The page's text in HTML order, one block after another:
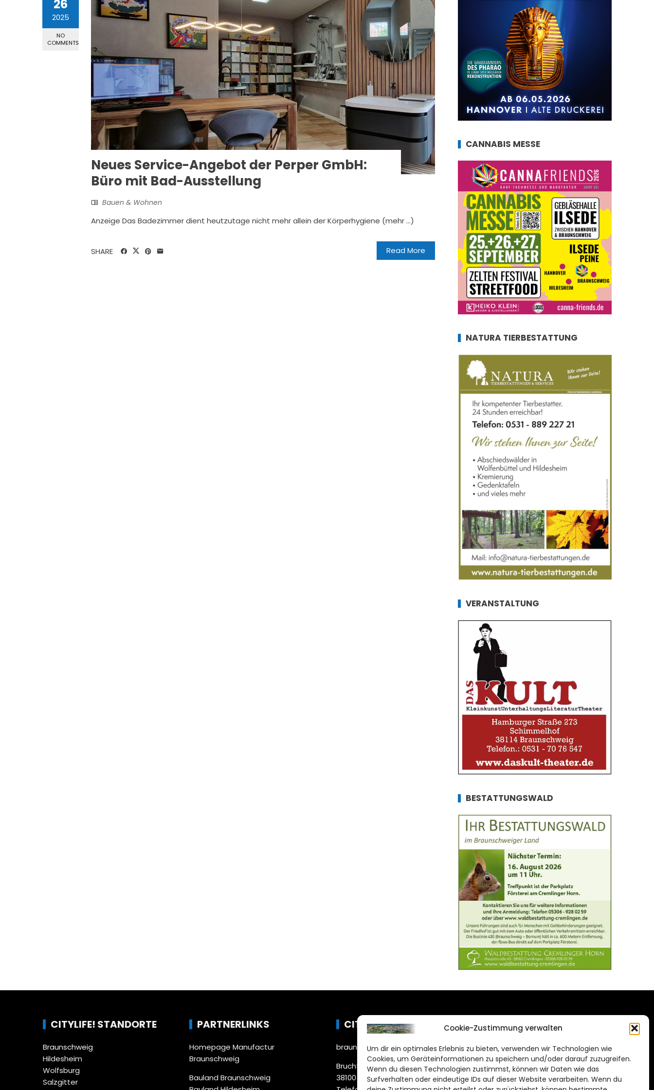
Cookie-Zustimmung verwalten
Um dir ein optimales Erlebnis zu bieten, verwenden wir Technologien wie
Cookies, um Geräteinformationen zu speichern und/oder darauf zuzugreifen.
Wenn du diesen Technologien zustimmst, können wir Daten wie das
Surfverhalten oder eindeutige IDs auf dieser Website verarbeiten. Wenn du
26
2025
NO
COMMENTS
Neues Service-Angebot der Perper GmbH:
Büro mit Bad-Ausstellung
Bauen & Wohnen
Anzeige Das Badezimmer dient heutzutage nicht mehr allein der Körperhygiene (mehr …)
Read More
SHARE
CANNABIS MESSE
NATURA TIERBESTATTUNG
VERANSTALTUNG
BESTATTUNGSWALD
CITYLIFE! STANDORTE
Braunschweig
Hildesheim
Wolfsburg
Salzgitter
PARTNERLINKS
Homepage Manufactur
Braunschweig
Bauland Braunschweig
CITYLIFE!
braunschweig@citylifemedien.de
Bruchtorwall 12
38100 Braunschweig
DAS STADTMAGAZIN
FÜR BRAUNSCHWEIG
Impressum
Datenschutzerklärung
Cookie Richtlinie